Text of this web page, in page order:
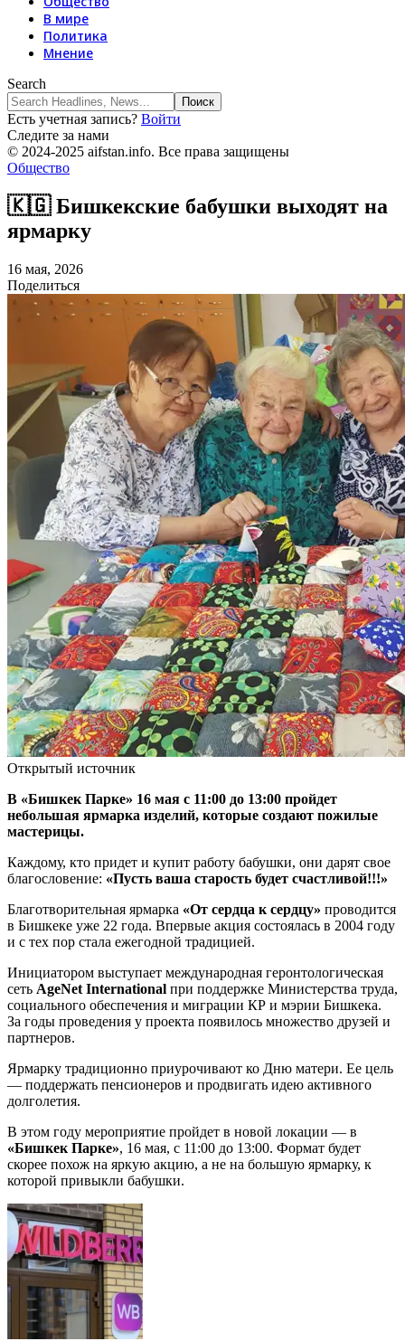
В мире
Политика
Мнение
Search
Есть учетная запись? Войти
Следите за нами
© 2024-2025 aifstan.info. Все права защищены
Общество
🇰🇬 Бишкекские бабушки выходят на
ярмарку
16 мая, 2026
Поделиться
Открытый источник
В «Бишкек Парке» 16 мая с 11:00 до 13:00 пройдет
небольшая ярмарка изделий, которые создают пожилые
мастерицы.
Каждому, кто придет и купит работу бабушки, они дарят свое
благословение: «Пусть ваша старость будет счастливой!!!»
Благотворительная ярмарка «От сердца к сердцу» проводится
в Бишкеке уже 22 года. Впервые акция состоялась в 2004 году
и с тех пор стала ежегодной традицией.
Инициатором выступает международная геронтологическая
сеть AgeNet International при поддержке Министерства труда,
социального обеспечения и миграции КР и мэрии Бишкека.
За годы проведения у проекта появилось множество друзей и
партнеров.
Ярмарку традиционно приурочивают ко Дню матери. Ее цель
— поддержать пенсионеров и продвигать идею активного
долголетия.
В этом году мероприятие пройдет в новой локации — в
«Бишкек Парке», 16 мая, с 11:00 до 13:00. Формат будет
скорее похож на яркую акцию, а не на большую ярмарку, к
которой привыкли бабушки.